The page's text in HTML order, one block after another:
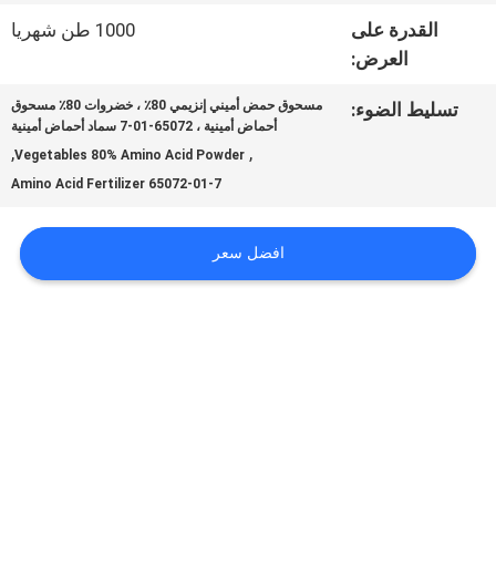
المعمل
مراقبة
اتصل
بنا
القدرة على
العرض:
1000 طن شهريا
تسليط الضوء:
مسحوق حمض أميني إنزيمي 80٪ ، خضروات 80٪ مسحوق
أحماض أمينية ، 65072-01-7 سماد أحماض أمينية
,
Vegetables 80% Amino Acid Powder
,
65072-01-7 Amino Acid Fertilizer
افضل سعر